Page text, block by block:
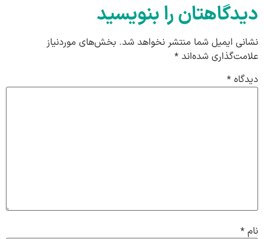
دیدگاهتان را بنویسید
نشانی ایمیل شما منتشر نخواهد شد. بخش‌های موردنیاز
علامت‌گذاری شده‌اند *
دیدگاه *
نام *